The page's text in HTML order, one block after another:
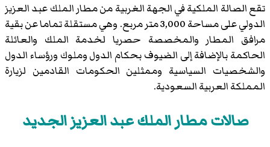
تقع الصالة الملكية في الجهة الغربية من مطار الملك عبد العزيز
الدولي على مساحة 3,000 متر مربع. وهي مستقلة تماما عن بقية
مرافق المطار والمخصصة حصريا لخدمة الملك والعائلة
الحاكمة بالإضافة إلى الضيوف بحكام الدول وملوك ورؤساء الدول
والشخصيات السياسية وممثلين الحكومات القادمين لزيارة
المملكة العربية السعودية.
صالات مطار الملك عبد العزيز الجديد